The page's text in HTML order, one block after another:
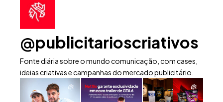
@publicitarioscriativos
Fonte diária sobre o mundo comunicação, com cases,
ideias criativas e campanhas do mercado publicitário.